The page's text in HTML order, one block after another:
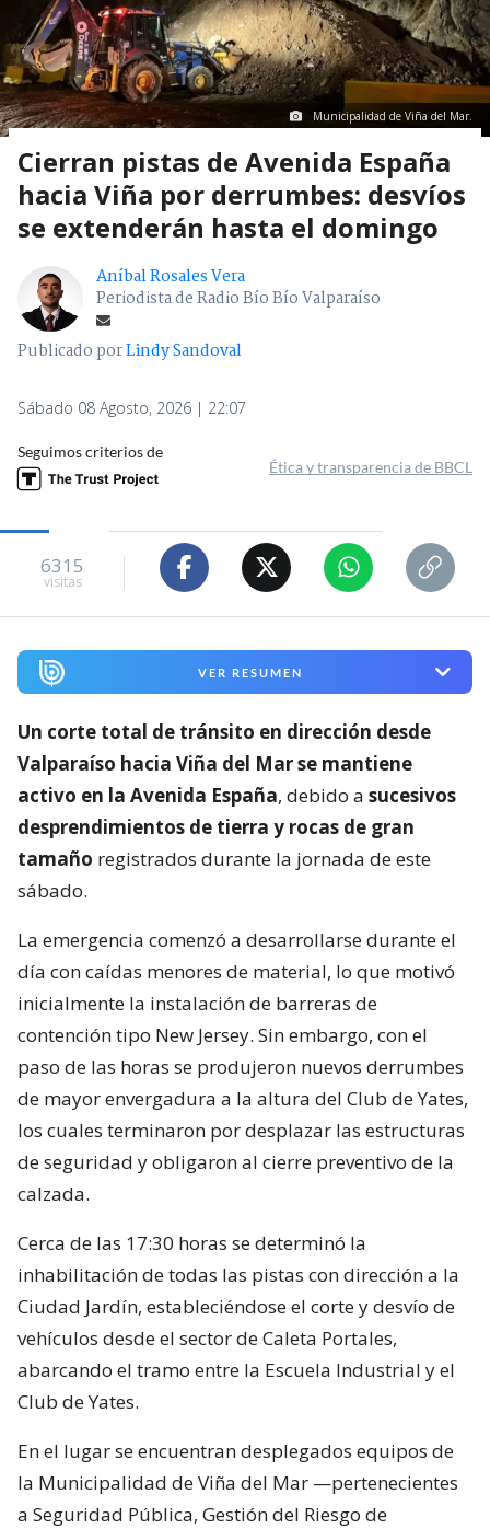
Municipalidad de Viña del Mar.
Cierran pistas de Avenida España
hacia Viña por derrumbes: desvíos
se extenderán hasta el domingo
Aníbal Rosales Vera
Periodista de Radio Bío Bío Valparaíso
Publicado porLindy Sandoval
Sábado 08 Agosto, 2026 | 22:07
Seguimos criterios de
Ética y transparencia de BBCL
6315
visitas
VER RESUMEN
Un corte total de tránsito en dirección desde
Valparaíso hacia Viña del Mar se mantiene
activo en la Avenida España, debido a sucesivos
desprendimientos de tierra y rocas de gran
tamaño registrados durante la jornada de este
sábado.
La emergencia comenzó a desarrollarse durante el
día con caídas menores de material, lo que motivó
inicialmente la instalación de barreras de
contención tipo New Jersey. Sin embargo, con el
paso de las horas se produjeron nuevos derrumbes
de mayor envergadura a la altura del Club de Yates,
los cuales terminaron por desplazar las estructuras
de seguridad y obligaron al cierre preventivo de la
calzada.
Cerca de las 17:30 horas se determinó la
inhabilitación de todas las pistas con dirección a la
Ciudad Jardín, estableciéndose el corte y desvío de
vehículos desde el sector de Caleta Portales,
abarcando el tramo entre la Escuela Industrial y el
Club de Yates.
En el lugar se encuentran desplegados equipos de
la Municipalidad de Viña del Mar —pertenecientes
a Seguridad Pública, Gestión del Riesgo de